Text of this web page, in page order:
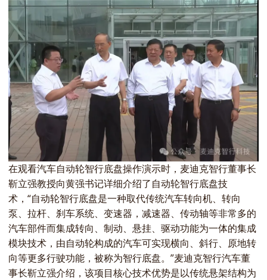
在观看汽车自动轮智行底盘操作演示时，麦迪克智行董事长
靳立强教授向黄强书记详细介绍了自动轮智行底盘技
术，“自动轮智行底盘是一种取代传统汽车转向机、转向
泵、拉杆、刹车系统、变速器，减速器、传动轴等非常多的
汽车部件而集成转向、制动、悬挂、驱动功能为一体的集成
模块技术，由自动轮构成的汽车可实现横向、斜行、原地转
向等更多行驶功能，被称为智行底盘。”麦迪克智行汽车董
事长靳立强介绍，该项目核心技术优势是以传统悬架结构为